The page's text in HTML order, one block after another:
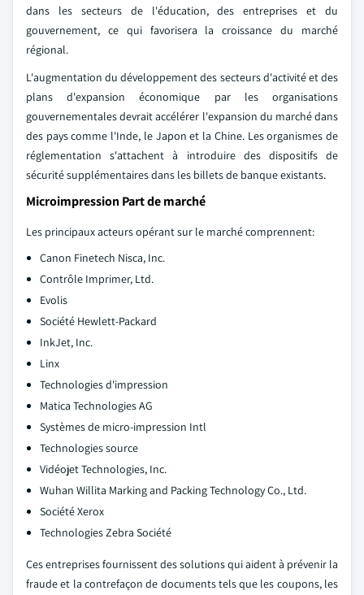
dans les secteurs de l'éducation, des entreprises et du
gouvernement, ce qui favorisera la croissance du marché
régional.
L'augmentation du développement des secteurs d'activité et des
plans d'expansion économique par les organisations
gouvernementales devrait accélérer l'expansion du marché dans
des pays comme l'Inde, le Japon et la Chine. Les organismes de
réglementation s'attachent à introduire des dispositifs de
sécurité supplémentaires dans les billets de banque existants.
Microimpression Part de marché
Les principaux acteurs opérant sur le marché comprennent:
Canon Finetech Nisca, Inc.
Contrôle Imprimer, Ltd.
Evolis
Société Hewlett-Packard
InkJet, Inc.
Linx
Technologies d'impression
Matica Technologies AG
Systèmes de micro-impression Intl
Technologies source
Vidéojet Technologies, Inc.
Wuhan Willita Marking and Packing Technology Co., Ltd.
Société Xerox
Technologies Zebra Société
Ces entreprises fournissent des solutions qui aident à prévenir la
fraude et la contrefaçon de documents tels que les coupons, les